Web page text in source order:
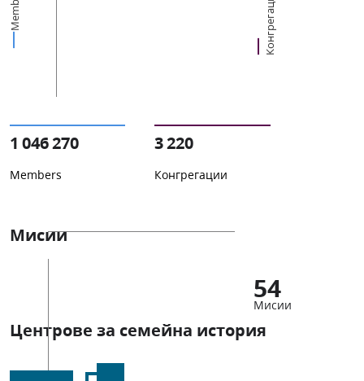
Конгрегации
1 046 270
Members
3 220
Конгрегации
Мисии
54
Мисии
Центрове за семейна история